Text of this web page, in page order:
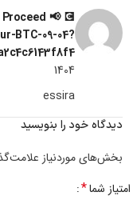
Proceed
BTC-09-04?
💽
1404
essira
دیدگاه خود را بنویسید
بخش‌های موردنیاز
امتیاز شما*